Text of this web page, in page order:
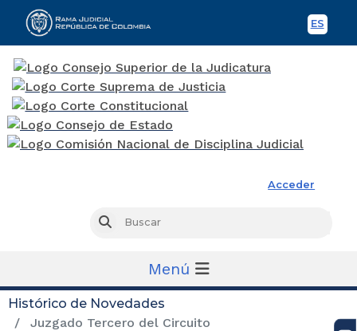
ES
Acceder
Buscar
Menú
Histórico de Novedades
Juzgado Tercero del Circuito